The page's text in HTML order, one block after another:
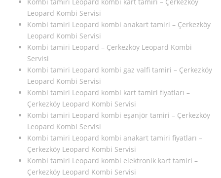
Leopard Kombi Servisi
Kombi tamiri Leopard kombi anakart tamiri – Çerkezköy
Leopard Kombi Servisi
Kombi tamiri Leopard – Çerkezköy Leopard Kombi
Servisi
Kombi tamiri Leopard kombi gaz valfi tamiri – Çerkezköy
Leopard Kombi Servisi
Kombi tamiri Leopard kombi kart tamiri fiyatları –
Çerkezköy Leopard Kombi Servisi
Kombi tamiri Leopard kombi eşanjör tamiri – Çerkezköy
Leopard Kombi Servisi
Kombi tamiri Leopard kombi anakart tamiri fiyatları –
Çerkezköy Leopard Kombi Servisi
Kombi tamiri Leopard kombi elektronik kart tamiri –
Çerkezköy Leopard Kombi Servisi